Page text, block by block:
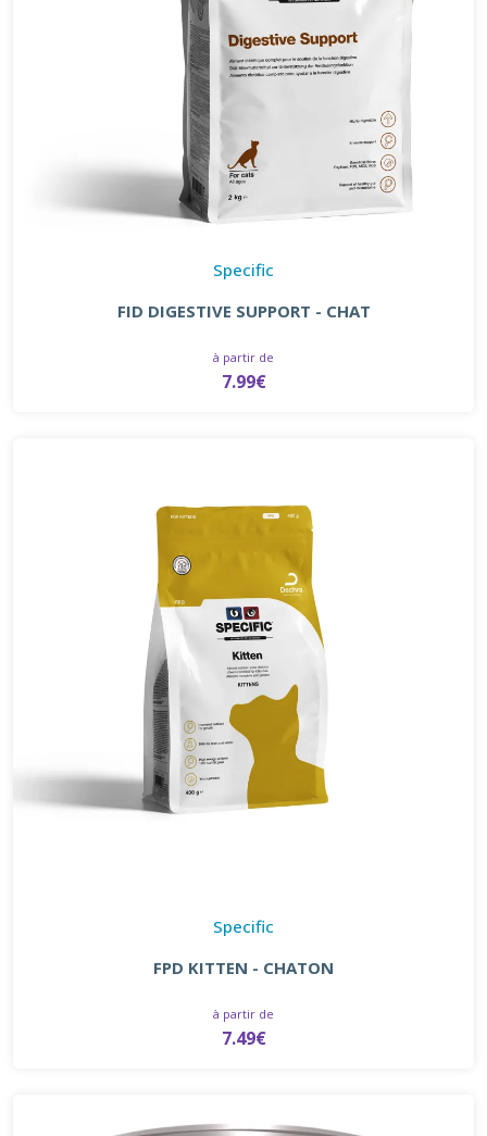
Specific
FID DIGESTIVE SUPPORT - CHAT
à partir de
7.99€
Specific
FPD KITTEN - CHATON
à partir de
7.49€